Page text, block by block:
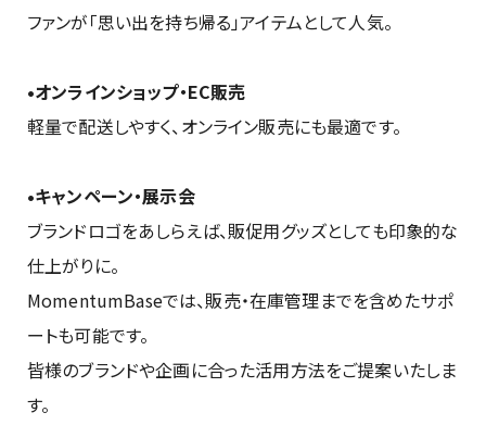
ファンが「思い出を持ち帰る」アイテムとして人気。
•オンラインショップ・EC販売
軽量で配送しやすく、オンライン販売にも最適です。
•キャンペーン・展示会
ブランドロゴをあしらえば、販促用グッズとしても印象的な
仕上がりに。
MomentumBaseでは、販売・在庫管理までを含めたサポ
ートも可能です。
皆様のブランドや企画に合った活用方法をご提案いたしま
す。